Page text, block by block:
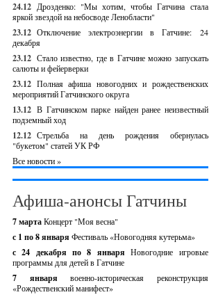
24.12 Дрозденко: "Мы хотим, чтобы Гатчина стала
яркой звездой на небосводе Ленобласти"
23.12 Отключение электроэнергии в Гатчине: 24
декабря
23.12 Стало известно, где в Гатчине можно запускать
салюты и фейерверки
23.12 Полная афиша новогодних и рождественских
мероприятий Гатчинского округа
13.12 В Гатчинском парке найден ранее неизвестный
подземный ход
12.12 Стрельба на день рождения обернулась
"букетом" статей УК РФ
Все новости »
Афиша-анонсы Гатчины
7 мартаКонцерт "Моя весна"
с 1 по 8 января Фестиваль «Новогодняя кутерьма»
с 24 декабря по 8 январяНовогодние игровые
программы для детей в Гатчине
7 январявоенно-историческая реконструкция
«Рождественский манифест»